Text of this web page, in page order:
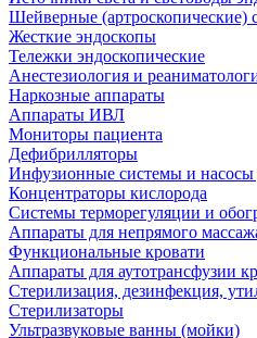
Шейверные (артроскопические)
Жесткие эндоскопы
Тележки эндоскопические
Анестезиология и
Наркозные аппараты
Аппараты ИВЛ
Мониторы пациента
Дефибрилляторы
Инфузионные системы и насосы
Концентраторы кислорода
Системы терморегуляции и
Аппараты для непрямого
Функциональные кровати
Аппараты для аутотрансфузии
Стерилизация, дезинфекция,
Стерилизаторы
Ультразвуковые ванны (мойки)